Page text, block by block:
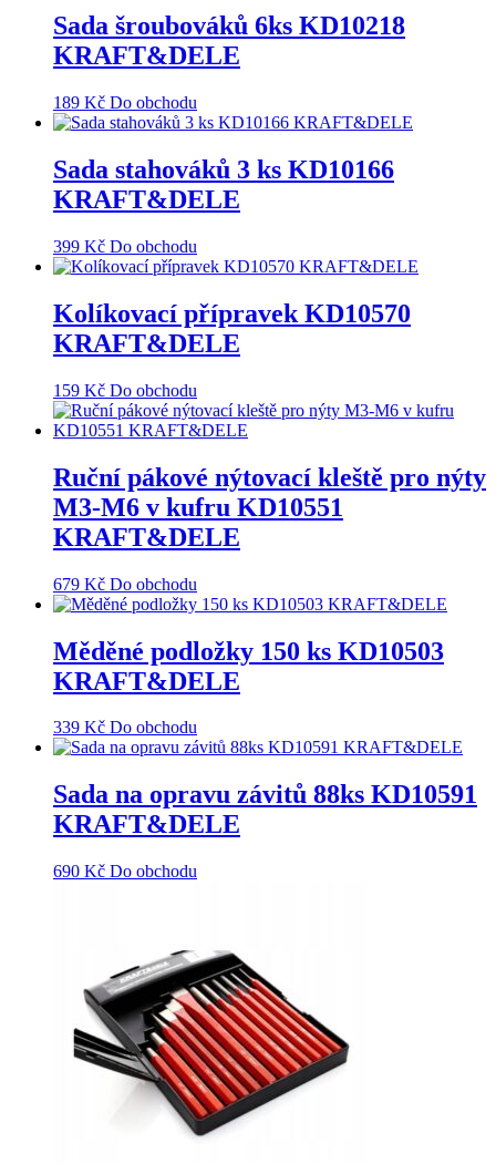
Sada šroubováků 6ks KD10218
KRAFT&DELE
189 Kč Do obchodu
Sada stahováků 3 ks KD10166
KRAFT&DELE
399 Kč Do obchodu
Kolíkovací přípravek KD10570
KRAFT&DELE
159 Kč Do obchodu
Ruční pákové nýtovací kleště pro nýty
M3-M6 v kufru KD10551
KRAFT&DELE
679 Kč Do obchodu
Měděné podložky 150 ks KD10503
KRAFT&DELE
339 Kč Do obchodu
Sada na opravu závitů 88ks KD10591
KRAFT&DELE
690 Kč Do obchodu